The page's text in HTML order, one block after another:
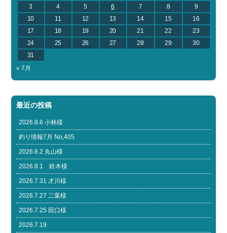
3
4 5 6 7 8
9
10
11 12 13 14 15
16
17
18 19 20 21 22
23
24
25 26 27 28 29
30
31
« 7月
最近の投稿
2026.8.6 小林様
釣り情報7月 No,405
2026.8.2 丸山様
2026.8.1 鈴木様
2026.7.31 才川様
2026.7.27 二葉様
2026.7.25 田口様
2026.7.19